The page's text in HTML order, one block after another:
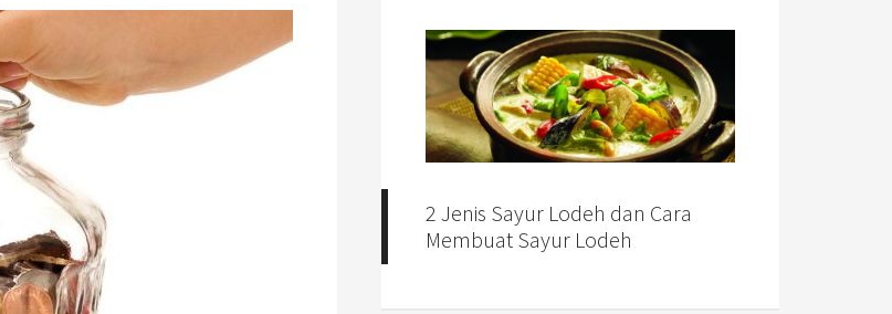
2 Jenis Sayur Lodeh dan Cara
Membuat Sayur Lodeh